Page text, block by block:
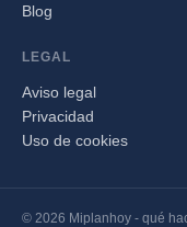
Blog
LEGAL
Aviso legal
Privacidad
Uso de cookies
© 2026 Miplanhoy - qué